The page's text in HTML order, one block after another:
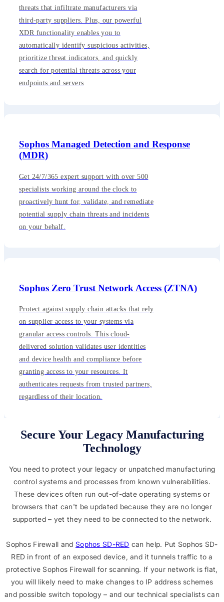
threats that infiltrate manufacturers via
third-party suppliers. Plus, our powerful
XDR functionality enables you to
automatically identify suspicious activities,
prioritize threat indicators, and quickly
search for potential threats across your
endpoints and servers
Sophos Managed Detection and Response
(MDR)
Get 24/7/365 expert support with over 500
specialists working around the clock to
proactively hunt for, validate, and remediate
potential supply chain threats and incidents
on your behalf.
Sophos Zero Trust Network Access (ZTNA)
Protect against supply chain attacks that rely
on supplier access to your systems via
granular access controls. This cloud-
delivered solution validates user identities
and device health and compliance before
granting access to your resources. It
authenticates requests from trusted partners,
regardless of their location.
Secure Your Legacy Manufacturing
Technology
You need to protect your legacy or unpatched manufacturing
control systems and processes from known vulnerabilities.
These devices often run out-of-date operating systems or
browsers that can't be updated because they are no longer
supported – yet they need to be connected to the network.
Sophos Firewall and Sophos SD-RED can help. Put Sophos SD-
RED in front of an exposed device, and it tunnels traffic to a
protective Sophos Firewall for scanning. If your network is flat,
you will likely need to make changes to IP address schemes
and possible switch topology – and our technical specialists can